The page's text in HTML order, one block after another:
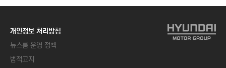
개인정보 처리방침
뉴스룸 운영 정책
법적고지